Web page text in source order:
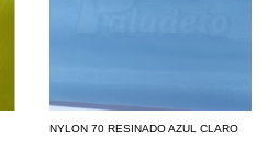
NYLON 70 RESINADO AZUL CLARO